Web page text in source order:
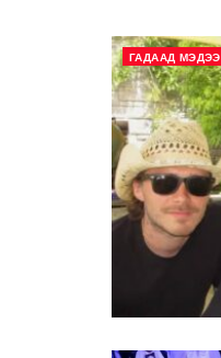
ГАДААД МЭДЭЭ